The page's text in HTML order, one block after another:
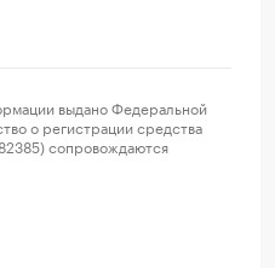
выдано Федеральной
о регистрации средства
сопровождаются